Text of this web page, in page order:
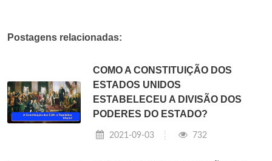
Postagens relacionadas:
COMO A CONSTITUIÇÃO DOS
ESTADOS UNIDOS
ESTABELECEU A DIVISÃO DOS
PODERES DO ESTADO?
2021-09-03 732